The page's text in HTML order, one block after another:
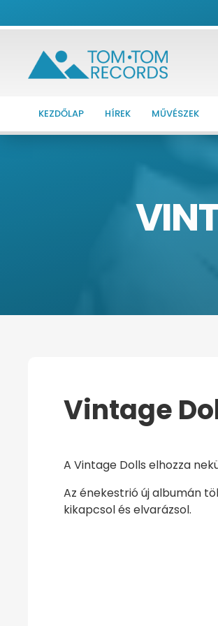
KEZDŐLAP HÍREK MŰVÉSZEK
Vintage
A Vintage Dolls elhozza
Az énekestrió új albumán
kikapcsol és elvarázsol.